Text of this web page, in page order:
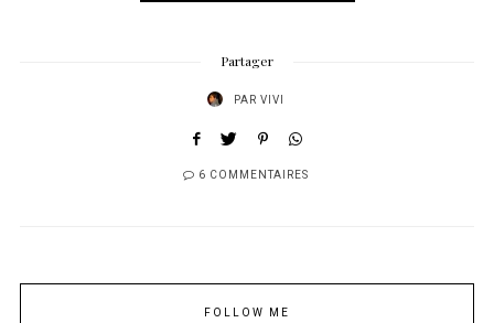
Partager
PAR VIVI
6 COMMENTAIRES
FOLLOW ME